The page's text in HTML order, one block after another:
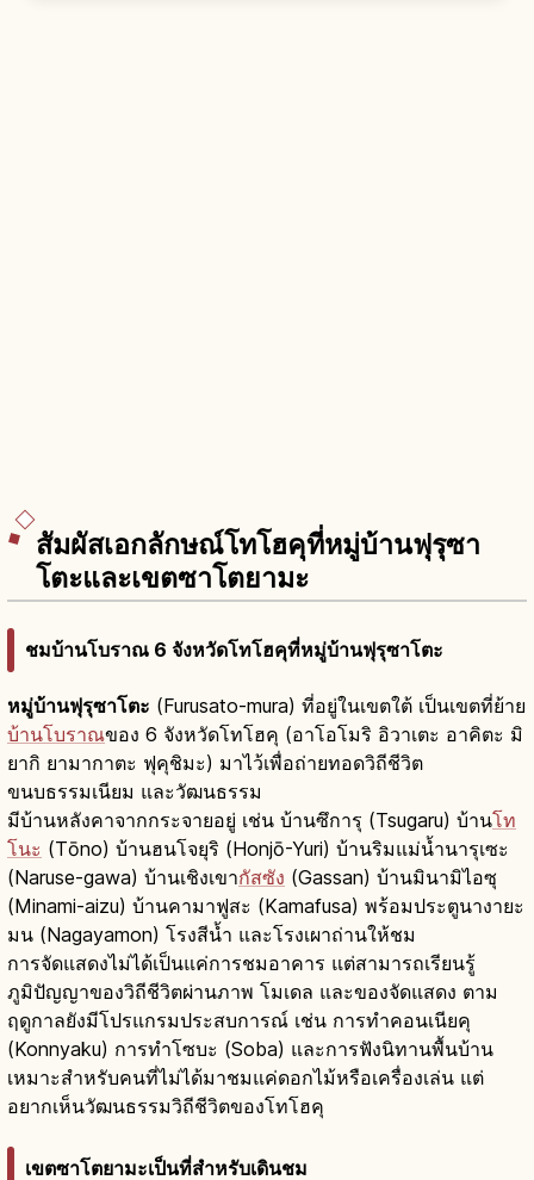
สัมผัสเอกลักษณ์โทโฮคุที่หมู่บ้านฟุรุซา
โตะและเขตซาโตยามะ
ชมบ้านโบราณ 6 จังหวัดโทโฮคุที่หมู่บ้านฟุรุซาโตะ
หมู่บ้านฟุรุซาโตะ (Furusato-mura) ที่อยู่ในเขตใต้ เป็นเขตที่ย้าย
บ้านโบราณของ 6 จังหวัดโทโฮคุ (อาโอโมริ อิวาเตะ อาคิตะ มิ
ยากิ ยามากาตะ ฟุคุชิมะ) มาไว้เพื่อถ่ายทอดวิถีชีวิต
ขนบธรรมเนียม และวัฒนธรรม
มีบ้านหลังคาจากกระจายอยู่ เช่น บ้านซึการุ (Tsugaru) บ้านโท
โนะ (Tōno) บ้านฮนโจยุริ (Honjō-Yuri) บ้านริมแม่น้ำนารุเซะ
(Naruse-gawa) บ้านเชิงเขากัสซัง (Gassan) บ้านมินามิไอซุ
(Minami-aizu) บ้านคามาฟูสะ (Kamafusa) พร้อมประตูนางายะ
มน (Nagayamon) โรงสีน้ำ และโรงเผาถ่านให้ชม
การจัดแสดงไม่ได้เป็นแค่การชมอาคาร แต่สามารถเรียนรู้
ภูมิปัญญาของวิถีชีวิตผ่านภาพ โมเดล และของจัดแสดง ตาม
ฤดูกาลยังมีโปรแกรมประสบการณ์ เช่น การทำคอนเนียคุ
(Konnyaku) การทำโซบะ (Soba) และการฟังนิทานพื้นบ้าน
เหมาะสำหรับคนที่ไม่ได้มาชมแค่ดอกไม้หรือเครื่องเล่น แต่
อยากเห็นวัฒนธรรมวิถีชีวิตของโทโฮคุ
เขตซาโตยามะเป็นที่สำหรับเดินชม